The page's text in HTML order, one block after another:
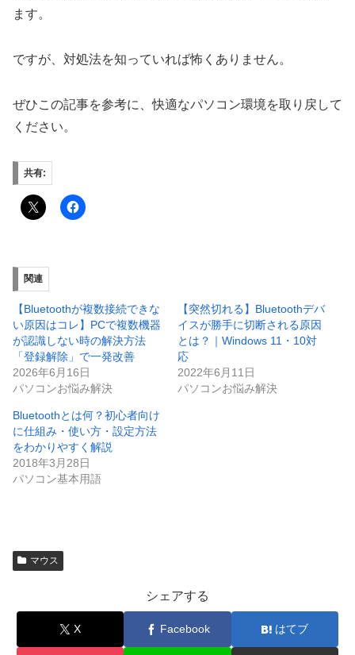
ます。
ですが、対処法を知っていれば怖くありません。
ぜひこの記事を参考に、快適なパソコン環境を取り戻して
ください。
共有:
関連
【Bluetoothが複数接続できな
い原因はコレ】PCで複数機器
が認識しない時の解決方法
「登録解除」で一発改善
2026年6月16日
パソコンお悩み解決
【突然切れる】Bluetoothデバ
イスが勝手に切断される原因
とは？｜Windows 11・10対
応
2022年6月11日
パソコンお悩み解決
Bluetoothとは何？初心者向け
に仕組み・使い方・設定方法
をわかりやすく解説
2018年3月28日
パソコン基本用語
マウス
シェアする
X Facebook はてブ